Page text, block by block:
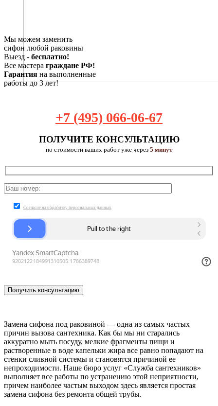
Мы можем заменить
сифон любой раковины
Выезд - бесплатно!
Все мастера граждане РФ!
Гарантия на выполненные
работы до 3 лет!
+7 (495) 066-06-67
ПОЛУЧИТЕ КОНСУЛЬТАЦИЮ
по стоимости ваших работ уже через 5 минут
Согласие на обработку персональных данных
Замена сифона под раковиной — одна из самых частых
причин вызова сантехника. Как бы мы ни старались
аккуратно мыть посуду, мелкие фрагменты пищи и
растворенные в воде капельки жира все равно попадают на
стенки сливной системы и становятся причиной ее
непроходимости. Наше бюро услуг «Служба сантехников»
выполняет все работы по устранению этой неприятности,
причем наиболее частым выходом здесь является простая
замена сифона без ремонта общей трубы.